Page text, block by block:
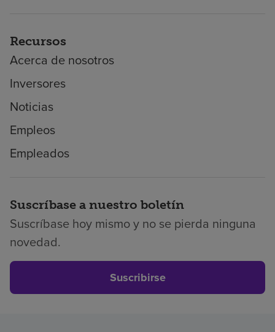
Recursos
Acerca de nosotros
Inversores
Noticias
Empleos
Empleados
Suscríbase a nuestro boletín
Suscríbase hoy mismo y no se pierda ninguna
novedad.
Suscribirse